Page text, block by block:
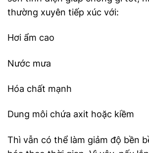
thường xuyên tiếp xúc với:
Hơi ẩm cao
Nước mưa
Hóa chất mạnh
Dung môi chứa axit hoặc kiềm
Thì vẫn có thể làm giảm độ bền